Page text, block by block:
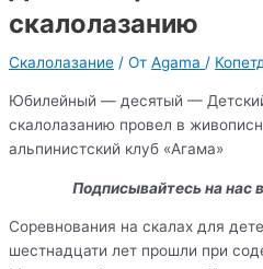
скалолазанию
Скалолазание / От Agama /
Юбилейный — десятый —
скалолазанию провел в
альпинистский клуб «Агама»
Подписывайтесь на нас в
Соревнования на скалах для
шестнадцати лет прошли при